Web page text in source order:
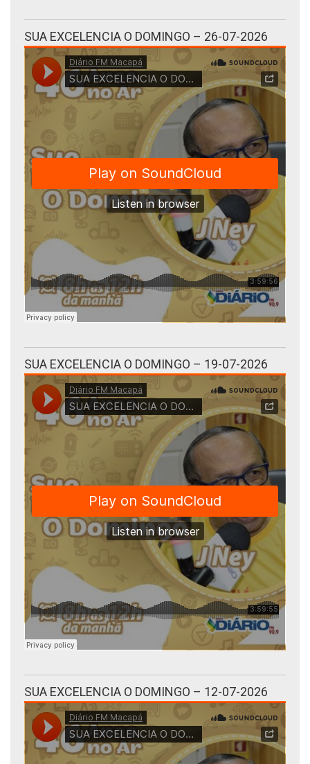
SUA EXCELENCIA O DOMINGO – 26-07-2026
SUA EXCELENCIA O DOMINGO – 19-07-2026
SUA EXCELENCIA O DOMINGO – 12-07-2026